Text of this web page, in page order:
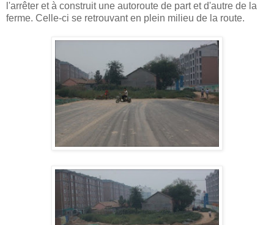
l'arrêter et à construit une autoroute de part et d'autre de la
ferme. Celle-ci se retrouvant en plein milieu de la route.